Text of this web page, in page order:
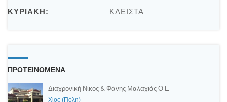
ΚΥΡΙΑΚΗ: ΚΛΕΙΣΤΑ
ΠΡΟΤΕΙΝΟΜΕΝΑ
Διαχρονική Νίκος & Φάνης Μαλαχιάς Ο.Ε
Χίος (Πόλη)